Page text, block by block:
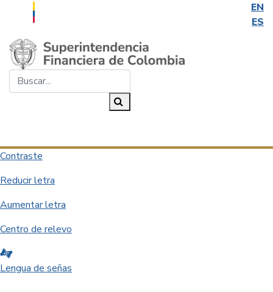
EN
ES
Saltar al contenido principal
Contraste
Reducir letra
Aumentar letra
Centro de relevo
Lengua de señas